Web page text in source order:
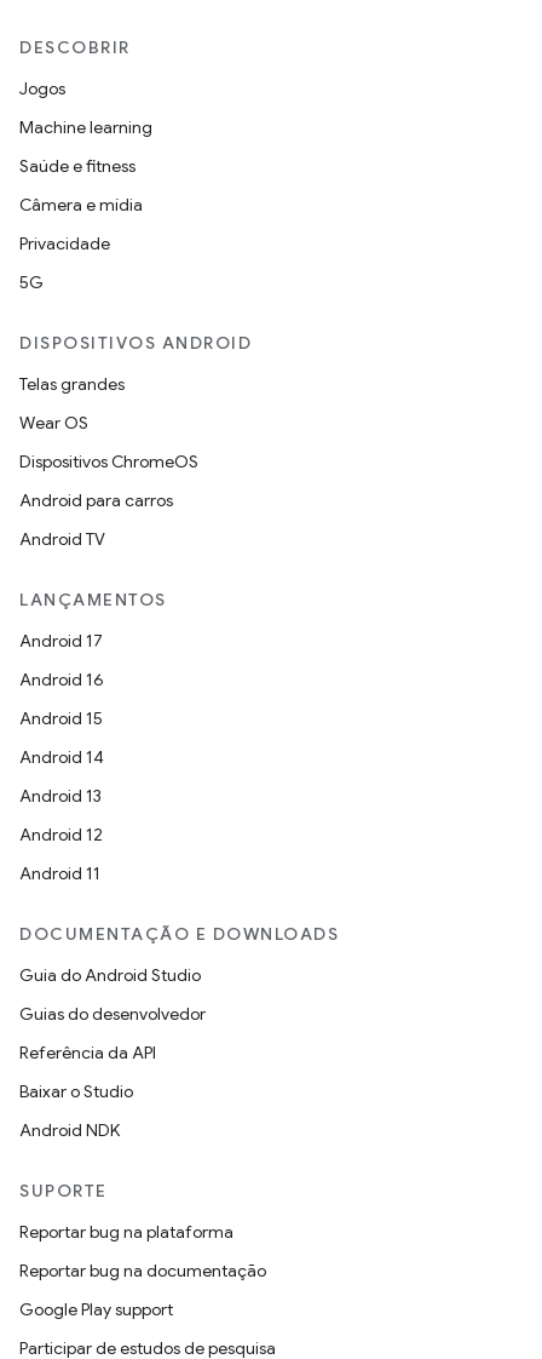
DESCOBRIR
Jogos
Machine learning
Saúde e fitness
Câmera e mídia
Privacidade
5G
DISPOSITIVOS ANDROID
Telas grandes
Wear OS
Dispositivos ChromeOS
Android para carros
Android TV
LANÇAMENTOS
Android 17
Android 16
Android 15
Android 14
Android 13
Android 12
Android 11
DOCUMENTAÇÃO E DOWNLOADS
Guia do Android Studio
Guias do desenvolvedor
Referência da API
Baixar o Studio
Android NDK
SUPORTE
Reportar bug na plataforma
Reportar bug na documentação
Google Play support
Participar de estudos de pesquisa